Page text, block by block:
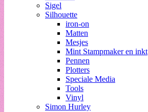
Sigel
Silhouette
iron-on
Matten
Mesjes
Mint Stampmaker en inkt
Pennen
Plotters
Speciale Media
Tools
Vinyl
Simon Hurley